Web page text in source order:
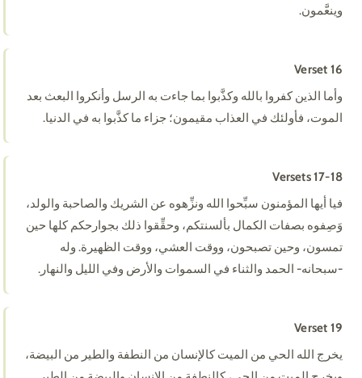
وينعَّمون.
Verset 16
وأما الذين كفروا بالله وكذَّبوا بما جاءت به الرسل وأنكروا البعث بعد
الموت، فأولئك في العذاب مقيمون؛ جزاء ما كذَّبوا به في الدنيا.
Versets 17-18
فيا أيها المؤمنون سبِّحوا الله ونزِّهوه عن الشريك والصاحبة والولد،
وَصِفوه بصفات الكمال بألسنتكم، وحقِّقوا ذلك بجوارحكم كلها حين
تمسون، وحين تصبحون، ووقت العشي، ووقت الظهيرة. وله
-سبحانه- الحمد والثناء في السموات والأرض وفي الليل والنهار.
Verset 19
يخرج الله الحي من الميت كالإنسان من النطفة والطير من البيضة،